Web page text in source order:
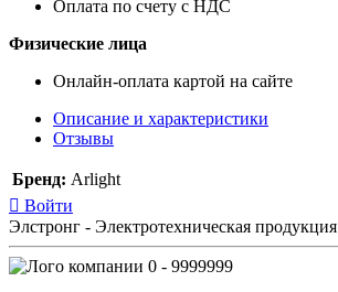
Оплата по счету с НДС
Физические лица
Онлайн-оплата картой на сайте
Описание и характеристики
Отзывы
Бренд: Arlight
Войти
Элстронг - Электротехническая продукция
0 - 9999999